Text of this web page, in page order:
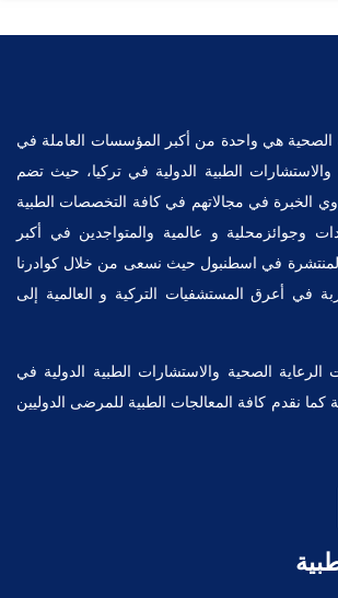
الصحية هي واحدة من أكبر المؤسسات العاملة في
والاستشارات الطبية الدولية في تركيا، حيث تضم
الخبرة في مجالاتهم في كافة التخصصات الطبية
وجوائزمحلية و عالمية والمتواجدين في أكبر
المنتشرة في اسطنبول حيث نسعى من خلال كوادرنا
في أعرق المستشفيات التركية و العالمية إلى
الصحية والاستشارات الطبية الدولية في
كما نقدم كافة المعالجات الطبية للمرضى الدوليين